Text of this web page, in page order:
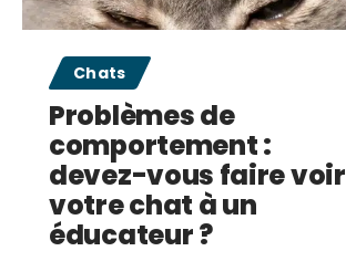
Chats
Problèmes de
comportement :
devez-vous faire voir
votre chat à un
éducateur ?